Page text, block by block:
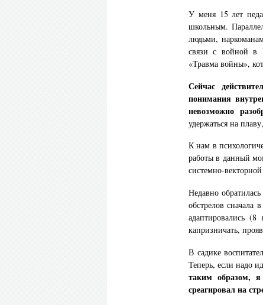
У меня 15 лет
школьным.
людьми,
связи с войной в
«Травма войны»,
Сейчас
понимания
невозможно
удержаться на
К нам в
работы в данный
системно-
Недавно
обстрелов сначала
адаптировались
капризничать,
В садике
Теперь, если надо
таким образом,
среагировал на